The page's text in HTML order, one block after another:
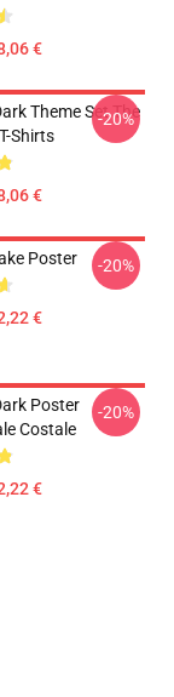
€
Theme Set The
Shirts
€
-20%
Poster
€
-20%
Poster
Costale
€
-20%